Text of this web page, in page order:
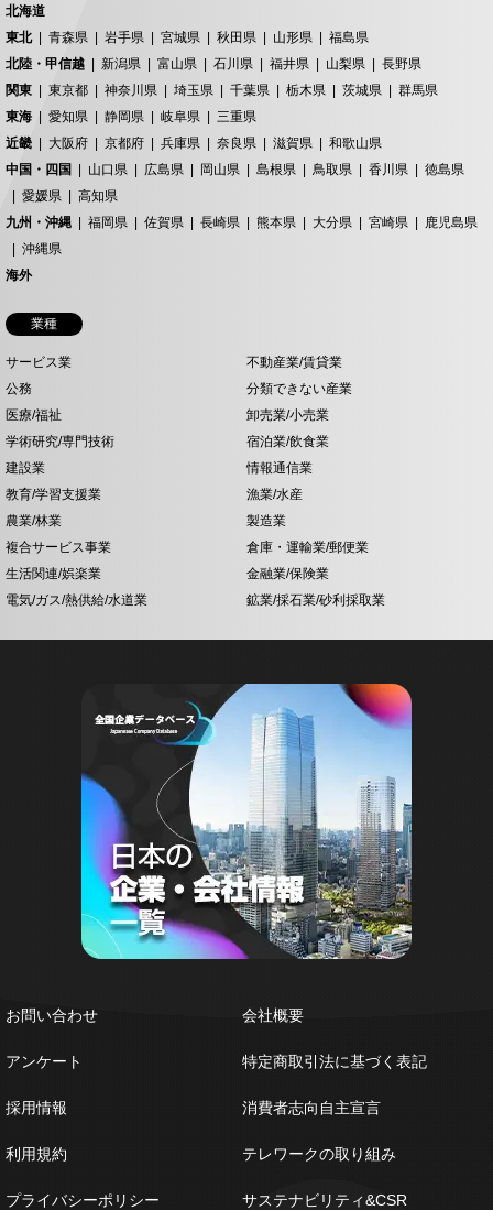
北海道
東北
青森県 岩手県 宮城県 秋田県 山形県
福島県
北陸・甲信越
新潟県 富山県 石川県 福井県 山梨県
長野県
関東
東京都 神奈川県 埼玉県 千葉県 栃木県 茨城県
群馬県
東海
愛知県 静岡県 岐阜県
三重県
近畿
大阪府 京都府 兵庫県 奈良県 滋賀県
和歌山県
中国・四国
山口県 広島県 岡山県 島根県 鳥取県 香川県
徳島県
愛媛県
高知県
九州・沖縄
福岡県 佐賀県 長崎県 熊本県 大分県 宮崎県
鹿児島県
沖縄県
海外
業種
サービス業
不動産業/賃貸業
公務
分類できない産業
医療/福祉
卸売業/小売業
学術研究/専門技術
宿泊業/飲食業
建設業
情報通信業
教育/学習支援業
漁業/水産
農業/林業
製造業
複合サービス事業
倉庫・運輸業/郵便業
生活関連/娯楽業
金融業/保険業
電気/ガス/熱供給/水道業
鉱業/採石業/砂利採取業
お問い合わせ
アンケート
採用情報
利用規約
プライバシーポリシー
会社概要
特定商取引法に基づく表記
消費者志向自主宣言
テレワークの取り組み
サステナビリティ&CSR